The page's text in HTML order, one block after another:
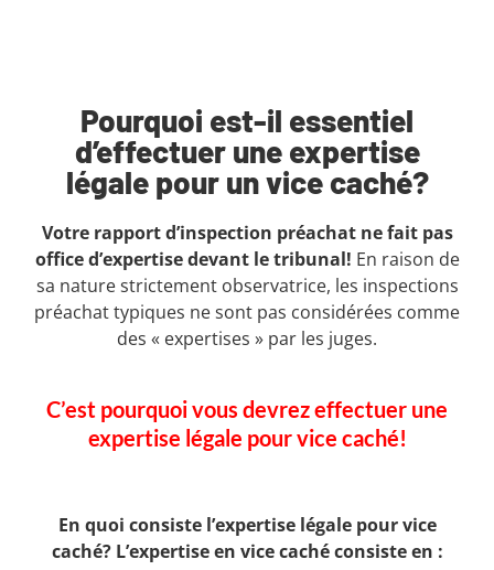
Pourquoi est-il essentiel
d’effectuer une expertise
légale pour un vice caché?
Votre rapport d’inspection préachat ne fait pas
office d’expertise devant le tribunal! En raison de
sa nature strictement observatrice, les inspections
préachat typiques ne sont pas considérées comme
des « expertises » par les juges.
C’est pourquoi vous devrez effectuer une
expertise légale pour vice caché!
En quoi consiste l’expertise légale pour vice
caché? L’expertise en vice caché consiste en :